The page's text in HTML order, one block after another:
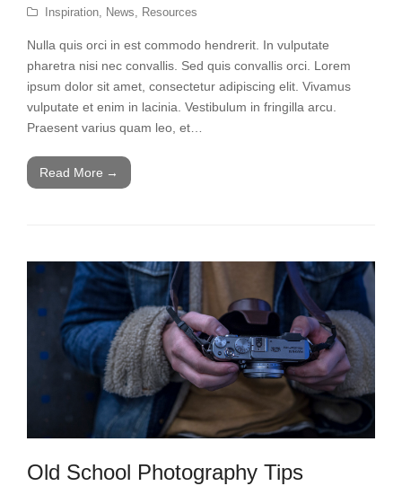
Inspiration News Resources
Nulla quis orci in est commodo hendrerit. In vulputate
pharetra nisi nec convallis. Sed quis convallis orci. Lorem
ipsum dolor sit amet, consectetur adipiscing elit. Vivamus
vulputate et enim in lacinia. Vestibulum in fringilla arcu.
Praesent varius quam leo, et…
Read More →
Old School Photography Tips